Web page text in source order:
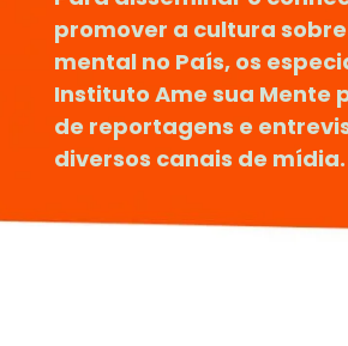
promover a cultura
mental no País, os
Instituto Ame sua Mente
de reportagens e
diversos canais de